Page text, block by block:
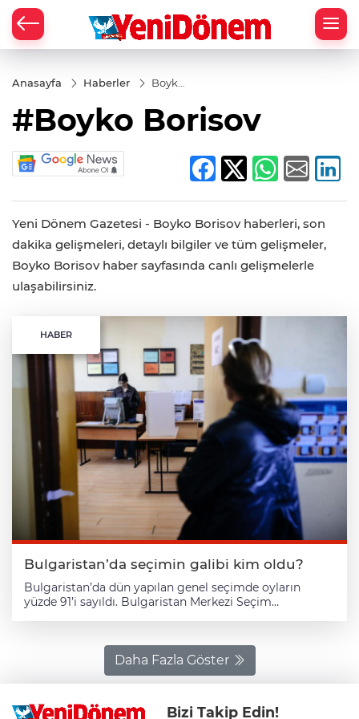
Anasayfa Haberler
Boyko
#Boyko Borisov
Yeni Dönem Gazetesi - Boyko Borisov haberleri, son
dakika gelişmeleri, detaylı bilgiler ve tüm gelişmeler,
Boyko Borisov haber sayfasında canlı gelişmelerle
ulaşabilirsiniz.
HABER
Bulgaristan’da seçimin galibi kim oldu?
Bulgaristan’da dün yapılan genel seçimde oyların
yüzde 91’i sayıldı. Bulgaristan Merkezi Seçim
sol eğilimli İlerici Bulgaristan (PB) Partisi kazandı.
Oyların yüzde 91’inin sayılmasıyla ortaya çıkan tabloya
göre İlerici Bulgaristan, oyların yüzde 44,6’sını elde
ederek parlamentoda çoğunluğu sağlamayı
garantiledi. Bu sonuçlara göre Radev tarafından bir ay
Daha Fazla Göster
Bizi Takip Edin!